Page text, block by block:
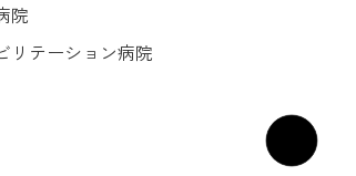
院
リテーション病院